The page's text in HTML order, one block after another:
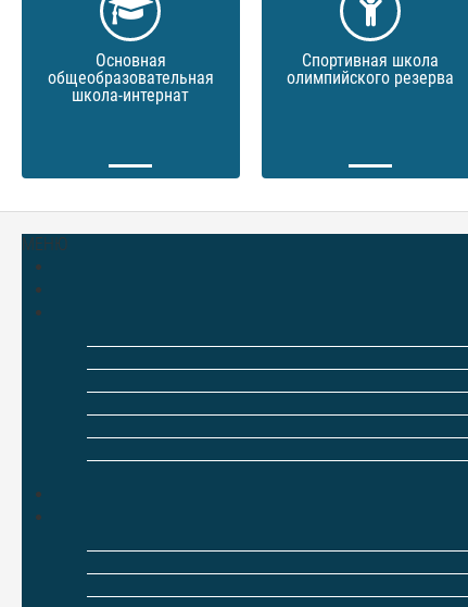
Основная
общеобразовательная
школа-интернат
Спортивная школа
олимпийского резерва
МЕНЮ